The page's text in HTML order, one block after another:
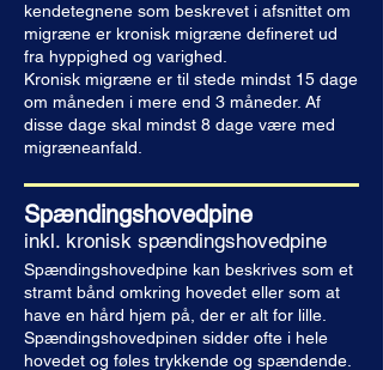
kendetegnene som beskrevet i afsnittet om
migræne er kronisk migræne defineret ud
fra hyppighed og varighed.
Kronisk migræne er til stede mindst 15 dage
om måneden i mere end 3 måneder. Af
disse dage skal mindst 8 dage være med
migræneanfald.
Spændingshovedpine
inkl. kronisk spændingshovedpine
Spændingshovedpine kan beskrives som et
stramt bånd omkring hovedet eller som at
have en hård hjem på, der er alt for lille.
Spændingshovedpinen sidder ofte i hele
hovedet og føles trykkende og spændende.